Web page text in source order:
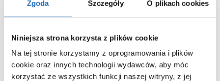
Zgoda Szczegóły O plikach cookies
Niniejsza strona korzysta z plików cookie
Na tej stronie korzystamy z oprogramowania i plików
cookie oraz innych technologii wydawców, aby móc
korzystać ze wszystkich funkcji naszej witryny, z jej
OPIS PRODUKTU